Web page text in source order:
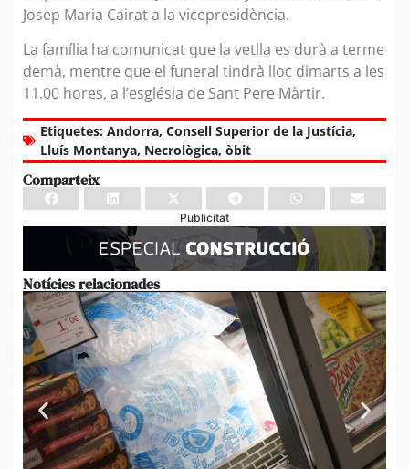
Josep Maria Cairat a la vicepresidència.
La família ha comunicat que la vetlla es durà a terme
demà, mentre que el funeral tindrà lloc dimarts a les
11.00 hores, a l’església de Sant Pere Màrtir.
Etiquetes: Andorra, Consell Superior de la Justícia,
Lluís Montanya, Necrològica, òbit
Comparteix
Publicitat
Notícies relacionades